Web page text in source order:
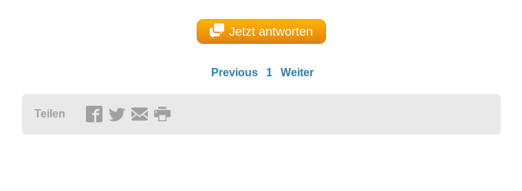
Jetzt antworten
Previous 1 Weiter
Teilen